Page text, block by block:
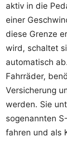
aktiv in die
einer
diese Grenze
wird, schaltet
automatisch
Fahrräder,
Versicherung
werden. Sie
sogenannten
fahren und als